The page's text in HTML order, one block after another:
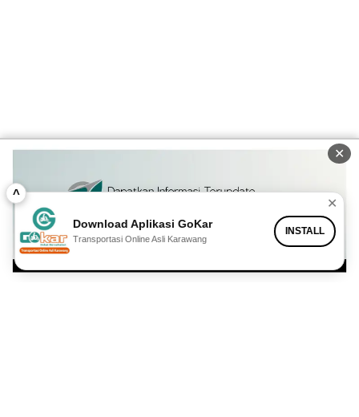
✕
^
✕
Download Aplikasi GoKar
Transportasi Online Asli Karawang
INSTALL